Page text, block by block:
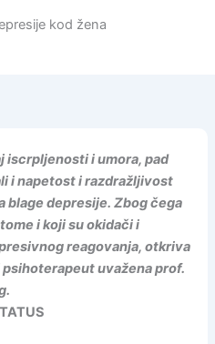
iscrpljenosti i umora, pad
i napetost i razdražljivost
blage depresije. Zbog čega
i koji su okidači i
reagovanja, otkriva
uvažena prof.